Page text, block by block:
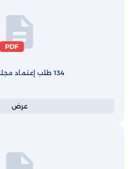
134 طلب إعتماد مجلة علمية
عرض